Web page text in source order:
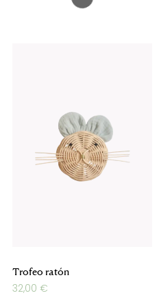
Trofeo ratón
32,00 €